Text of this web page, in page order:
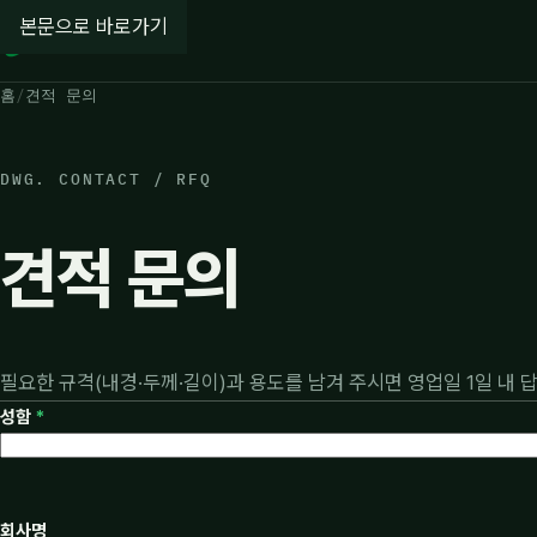
본문으로 바로가기
(주) 제이엔피
홈 견적 문의
DWG. CONTACT / RFQ
견적 문의
필요한 규격(내경·두께·길이)과 용도를 남겨 주시면 영업일 1일 내
성함 *
회사명